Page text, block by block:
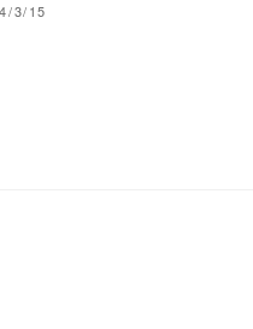
3/15